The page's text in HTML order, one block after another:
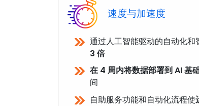
速度与加速度
通过人工智能驱动的自动化和
3 倍
在 4 周内将数据部署到 AI 基
间
自助服务功能和自动化流程使